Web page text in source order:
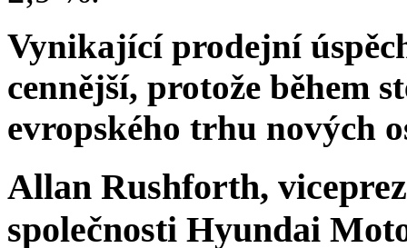
Vynikající prodejní
cennější, protože během
evropského trhu nových
Allan Rushforth,
společnosti Hyundai